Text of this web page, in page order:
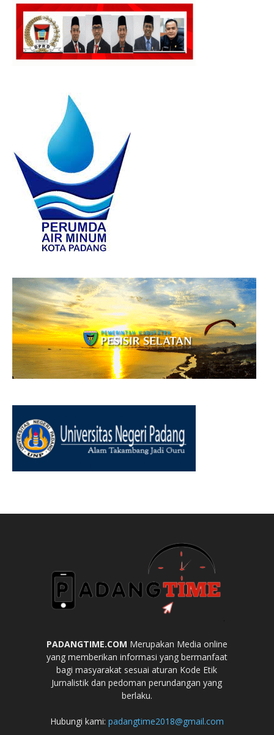
PADANGTIME.COM Merupakan Media online
yang memberikan informasi yang bermanfaat
bagi masyarakat sesuai aturan Kode Etik
Jurnalistik dan pedoman perundangan yang
berlaku.
Hubungi kami: padangtime2018@gmail.com